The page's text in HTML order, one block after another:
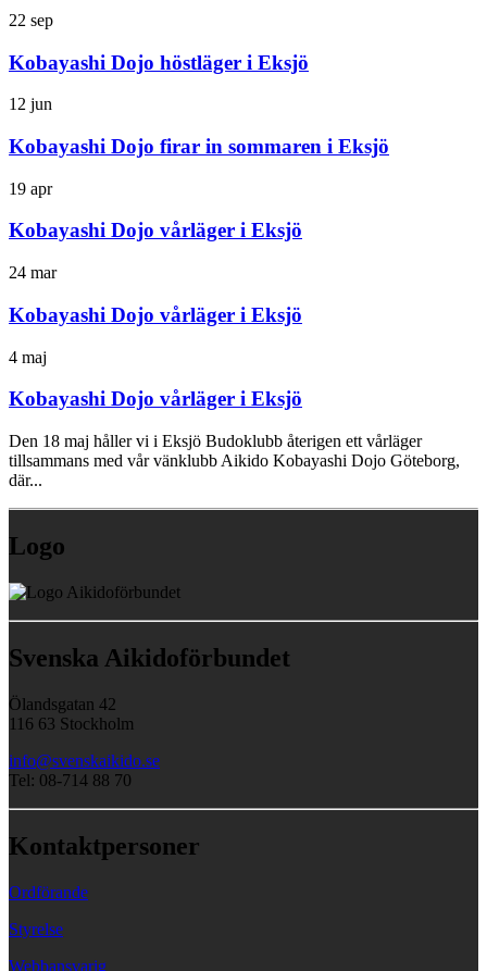
22 sep
Kobayashi Dojo höstläger i Eksjö
12 jun
Kobayashi Dojo firar in sommaren i Eksjö
19 apr
Kobayashi Dojo vårläger i Eksjö
24 mar
Kobayashi Dojo vårläger i Eksjö
4 maj
Kobayashi Dojo vårläger i Eksjö
Den 18 maj håller vi i Eksjö Budoklubb återigen ett vårläger
tillsammans med vår vänklubb Aikido Kobayashi Dojo Göteborg,
där...
Logo
Svenska Aikidoförbundet
Ölandsgatan 42
116 63 Stockholm
info@svenskaikido.se
Tel: 08-714 88 70
Kontaktpersoner
Ordförande
Styrelse
Webbansvarig